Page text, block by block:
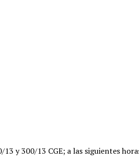
y 300/13 CGE; a las siguientes